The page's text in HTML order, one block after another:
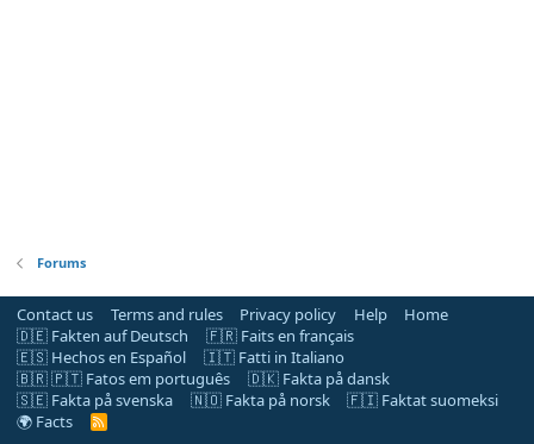
Forums
Contact us Terms and rules Privacy policy Help
Home
🇩🇪 Fakten auf Deutsch
🇫🇷 Faits en français
🇪🇸 Hechos en Español
🇮🇹 Fatti in Italiano
🇧🇷 🇵🇹 Fatos em português
🇩🇰 Fakta på dansk
🇸🇪 Fakta på svenska
🇳🇴 Fakta på norsk
🇫🇮 Faktat suomeksi
🌍 Facts
R